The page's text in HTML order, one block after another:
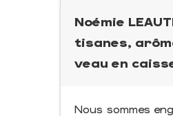
Noémie
tisanes,
veau en
Nous sommes